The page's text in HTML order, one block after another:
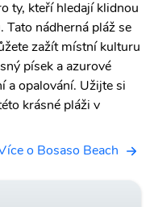
ty, kteří hledají klidnou
Tato nádherná pláž se
zažít místní kulturu
písek a azurové
a opalování. Užijte si
krásné pláži v
o Bosaso Beach